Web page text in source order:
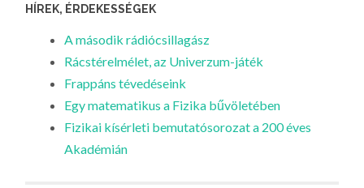
HÍREK, ÉRDEKESSÉGEK
A második rádiócsillagász
Rácstérelmélet, az Univerzum-játék
Frappáns tévedéseink
Egy matematikus a Fizika bűvöletében
Fizikai kísérleti bemutatósorozat a 200 éves
Akadémián